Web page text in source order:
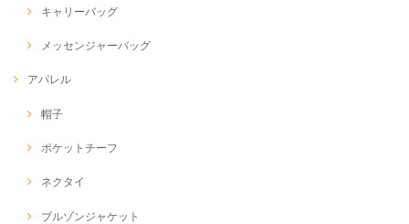
キャリーバッグ
メッセンジャーバッグ
アパレル
帽子
ポケットチーフ
ネクタイ
ブルゾンジャケット